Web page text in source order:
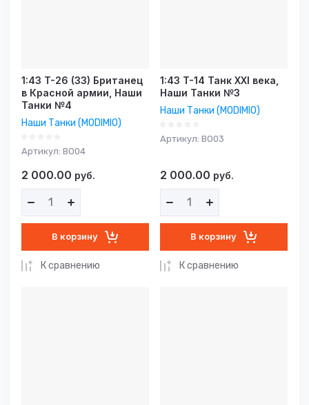
1:43 T-26 (33) Британец
в Красной армии, Наши
Танки №4
Наши Танки (MODIMIO)
Артикул: BO04
2 000.00 руб.
В корзину
К сравнению
1:43 T-14 Танк XXI века,
Наши Танки №3
Наши Танки (MODIMIO)
Артикул: BO03
2 000.00 руб.
В корзину
К сравнению